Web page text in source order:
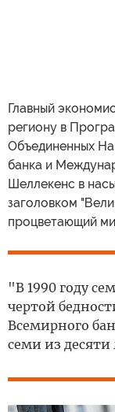
Главный
региону в
Объединенных
банка и
Шеллекенс в
заголовком
процветающий
"В 1990 году
чертой
Всемирного
семи из